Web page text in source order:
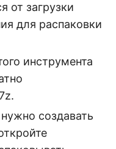
от загрузки
для распаковки
инструмента
создавать